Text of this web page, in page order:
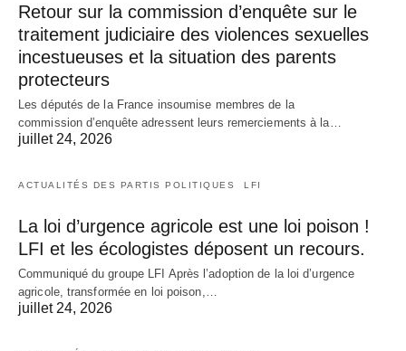
Retour sur la commission d’enquête sur le
traitement judiciaire des violences sexuelles
incestueuses et la situation des parents
protecteurs
Les députés de la France insoumise membres de la
commission d’enquête adressent leurs remerciements à la…
juillet 24, 2026
ACTUALITÉS DES PARTIS POLITIQUES LFI
La loi d’urgence agricole est une loi poison !
LFI et les écologistes déposent un recours.
Communiqué du groupe LFI Après l’adoption de la loi d’urgence
agricole, transformée en loi poison,…
juillet 24, 2026